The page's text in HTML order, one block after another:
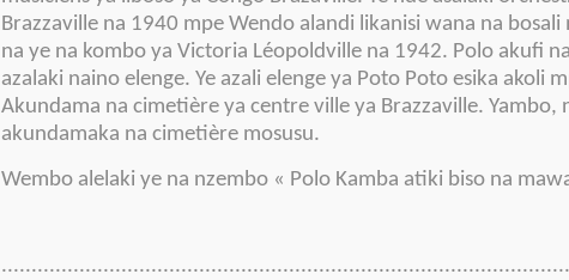
Brazzaville na 1940 mpe Wendo alandi likanisi wana na
na ye na kombo ya Victoria Léopoldville na 1942. Polo akufi
azalaki naino elenge. Ye azali elenge ya Poto Poto esika akoli
Akundama na cimetière ya centre ville ya Brazzaville. Yambo,
akundamaka na cimetière mosusu.
Wembo alelaki ye na nzembo « Polo Kamba atiki biso na